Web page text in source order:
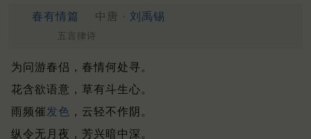
春有情篇 中唐 · 刘禹锡
五言律诗
为问游春侣，春情何处寻。
花含欲语意，草有斗生心。
雨频催发色 ，云轻不作阴。
纵令无月夜，芳兴暗中深。